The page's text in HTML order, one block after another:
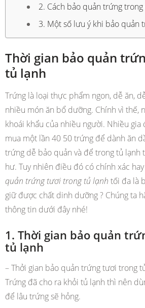
2. Cách bảo quản trứng
3. Một số lưu ý khi bảo quản
Thời gian bảo quản
tủ lạnh
Trứng là loại thực phẩm ngon, dễ ăn,
nhiều món ăn bổ dưỡng. Chính vì thế,
khoái khẩu của nhiều người. Nhiều
mua một lần 40 50 trứng để dành ăn
trứng dễ bảo quản và để trong tủ lạnh
hư. Tuy nhiên điều đó có chính xác
quản trứng tươi trong tủ lạnh tối đa là
giữ được chất dinh dưỡng ? Chúng ta
thông tin dưới đây nhé!
1. Thời gian bảo quản
tủ lạnh
– Thởi gian bảo quản trứng tươi trong
Trứng đã cho ra khỏi tủ lạnh thì nên
để lâu trứng sẽ hỏng.